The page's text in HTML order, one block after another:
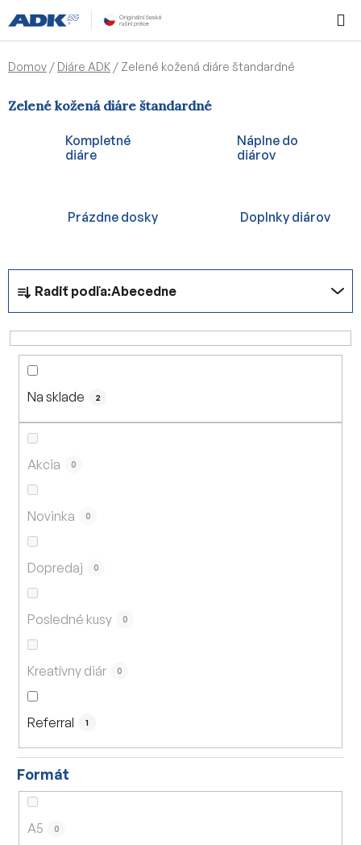
na
obsah
KOŠÍK
Domov / Diáre ADK / Zelené kožená diáre štandardné
Zelené kožená diáre štandardné
Kompletné
diáre
Náplne do
diárov
Prázdne dosky Doplnky diárov
R
d
e
n
Radiť podľa:Abecedne
Na sklade 2
Akcia 0
Novinka 0
Dopredaj 0
Posledné kusy 0
Kreatívny diár 0
Referral 1
Formát
A5 0